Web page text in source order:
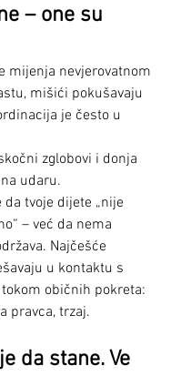
– one su
mijenja nevjerovatnom
mišići pokušavaju
je često u
zglobovi i donja
udaru.
tvoje dijete „nije
– već da nema
Najčešće
u kontaktu s
običnih pokreta:
pravca, trzaj.
da stane. Ve